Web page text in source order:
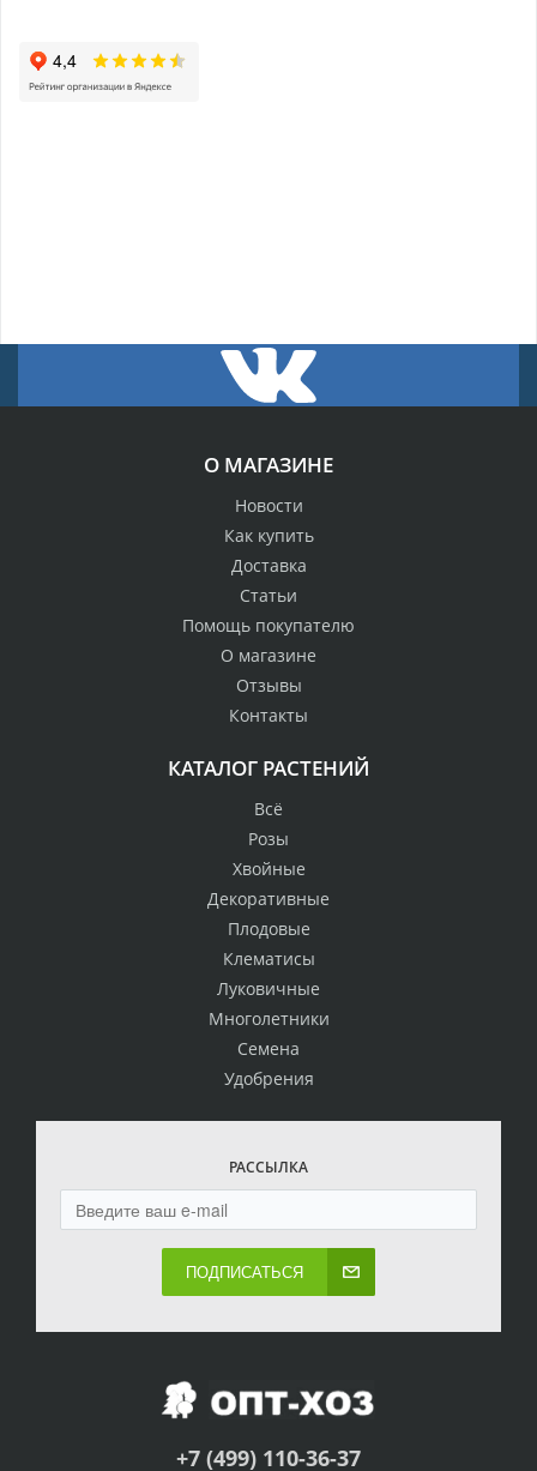
О МАГАЗИНЕ
Новости
Как купить
Доставка
Статьи
Помощь покупателю
О магазине
Отзывы
Контакты
КАТАЛОГ РАСТЕНИЙ
Всё
Розы
Хвойные
Декоративные
Плодовые
Клематисы
Луковичные
Многолетники
Семена
Удобрения
РАССЫЛКА
ПОДПИСАТЬСЯ
+7 (499) 110-36-37